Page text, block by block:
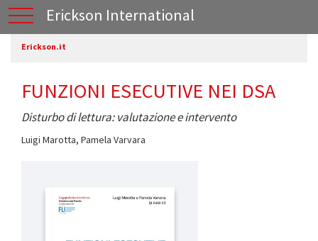
Erickson International
Erickson.it
FUNZIONI ESECUTIVE NEI DSA
Disturbo di lettura: valutazione e intervento
Luigi Marotta, Pamela Varvara